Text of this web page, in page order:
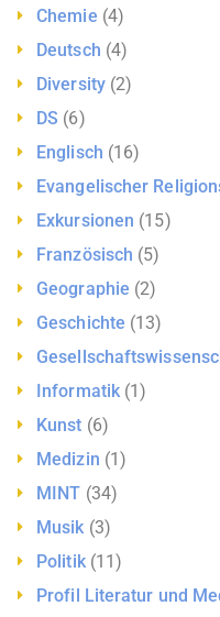
Chemie (4)
Deutsch (4)
Diversity(2)
DS (6)
Englisch (16)
Evangelischer
Exkursionen (15)
Französisch (5)
Geographie (2)
Geschichte (13)
Informatik (1)
Kunst (6)
Medizin (1)
MINT (34)
Musik (3)
Politik(11)
Profil Literatur und